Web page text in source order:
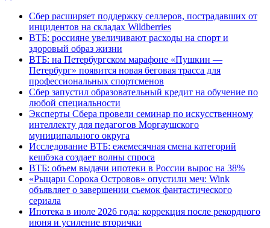
Сбер расширяет поддержку селлеров, пострадавших от
инцидентов на складах Wildberries
ВТБ: россияне увеличивают расходы на спорт и
здоровый образ жизни
ВТБ: на Петербургском марафоне «Пушкин —
Петербург» появится новая беговая трасса для
профессиональных спортсменов
Сбер запустил образовательный кредит на обучение по
любой специальности
Эксперты Сбера провели семинар по искусственному
интеллекту для педагогов Моргаушского
муниципального округа
Исследование ВТБ: ежемесячная смена категорий
кешбэка создает волны спроса
ВТБ: объем выдачи ипотеки в России вырос на 38%
«Рыцари Сорока Островов» опустили меч: Wink
объявляет о завершении съемок фантастического
сериала
Ипотека в июле 2026 года: коррекция после рекордного
июня и усиление вторички